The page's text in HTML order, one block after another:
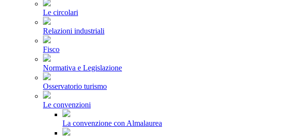
Le circolari
Relazioni industriali
Fisco
Normativa e Legislazione
Osservatorio turismo
Le convenzioni
La convenzione con Almalaurea